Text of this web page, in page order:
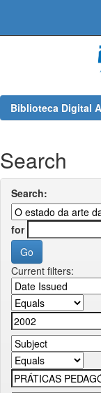
Biblioteca Digital
Search
Search:
for
Current filters: